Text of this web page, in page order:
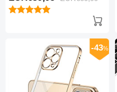
Noir
-43%